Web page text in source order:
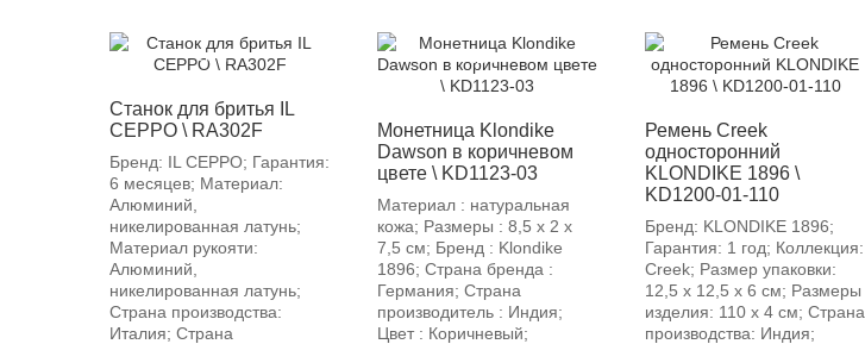
Станок для бритья IL
CEPPO \ RA302F
Бренд: IL CEPPO; Гарантия:
6 месяцев; Материал:
Алюминий,
никелированная латунь;
Материал рукояти:
Алюминий,
никелированная латунь;
Страна производства:
Италия; Страна
-12%
Монетница Klondike
Dawson в коричневом
цвете \ KD1123-03
Материал : натуральная
кожа; Размеры : 8,5 х 2 х
7,5 см; Бренд : Klondike
1896; Страна бренда :
Германия; Страна
производитель : Индия;
Цвет : Коричневый;
Ремень Creek
односторонний
KLONDIKE 1896 \
KD1200-01-110
Бренд: KLONDIKE 1896;
Гарантия: 1 год; Коллекция:
Creek; Размер упаковки:
12,5 х 12,5 х 6 см; Размеры
изделия: 110 х 4 см; Страна
производства: Индия;